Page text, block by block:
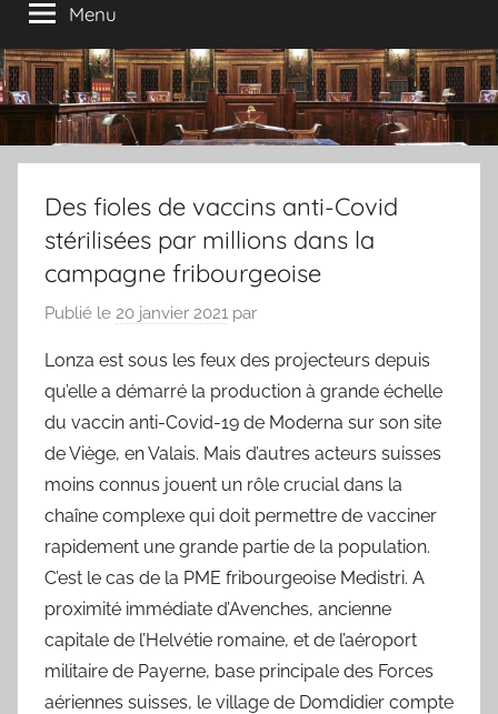
Menu
Des fioles de vaccins anti-Covid
stérilisées par millions dans la
campagne fribourgeoise
Publié le 20 janvier 2021 par
Lonza est sous les feux des projecteurs depuis
qu’elle a démarré la production à grande échelle
du vaccin anti-Covid-19 de Moderna sur son site
de Viège, en Valais. Mais d’autres acteurs suisses
moins connus jouent un rôle crucial dans la
chaîne complexe qui doit permettre de vacciner
rapidement une grande partie de la population.
C’est le cas de la PME fribourgeoise Medistri. A
proximité immédiate d’Avenches, ancienne
capitale de l’Helvétie romaine, et de l’aéroport
militaire de Payerne, base principale des Forces
aériennes suisses, le village de Domdidier compte